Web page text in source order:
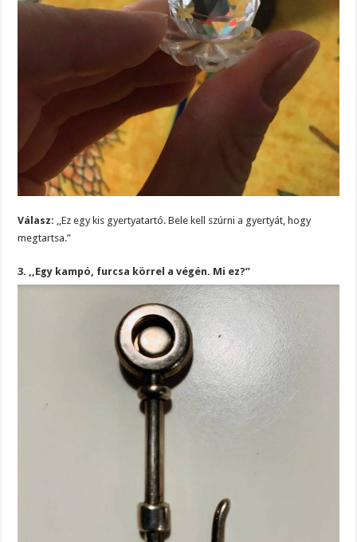
Válasz: ,,Ez egy kis gyertyatartó. Bele kell szúrni a gyertyát, hogy
megtartsa.”
3. ,,Egy kampó, furcsa körrel a végén. Mi ez?”